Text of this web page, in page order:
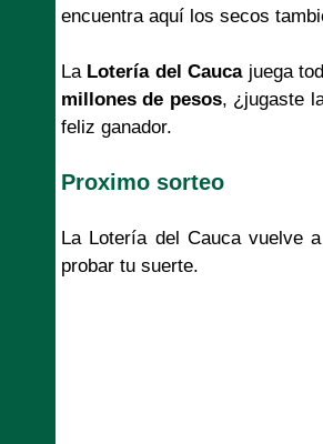
encuentra aquí los secos
La Lotería del Caucajuega
millones de pesos, ¿jugaste
feliz ganador.
Proximo sorteo
La Lotería del Cauca vuelve
probar tu suerte.